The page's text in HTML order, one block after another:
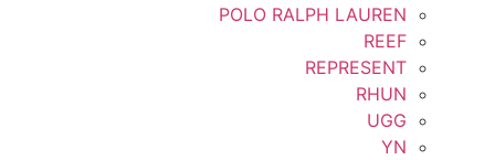
POLO RALPH LAUREN
REEF
REPRESENT
RHUN
UGG
YN